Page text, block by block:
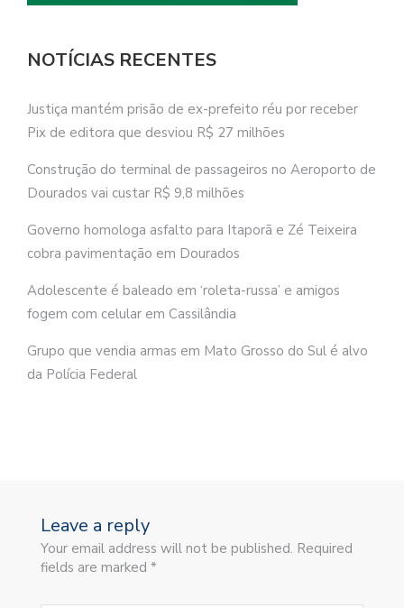
NOTÍCIAS RECENTES
Justiça mantém prisão de ex-prefeito réu por receber
Pix de editora que desviou R$ 27 milhões
Construção do terminal de passageiros no Aeroporto de
Dourados vai custar R$ 9,8 milhões
Governo homologa asfalto para Itaporã e Zé Teixeira
cobra pavimentação em Dourados
Adolescente é baleado em ‘roleta-russa’ e amigos
fogem com celular em Cassilândia
Grupo que vendia armas em Mato Grosso do Sul é alvo
da Polícia Federal
Leave a reply
Your email address will not be published. Required
fields are marked *